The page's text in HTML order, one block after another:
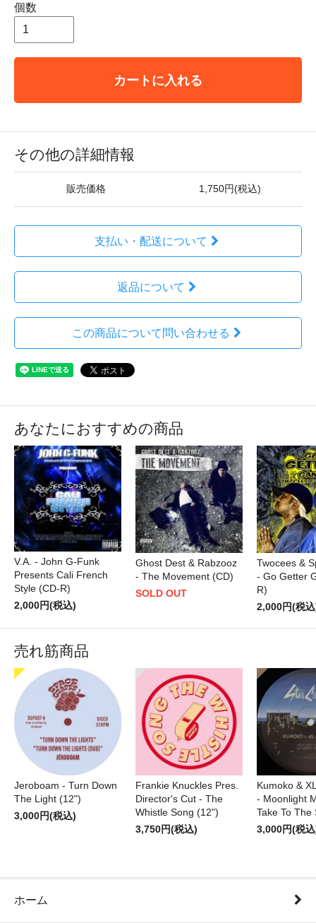
個数
カートに入れる
その他の詳細情報
販売価格 1,750円(税込)
支払い・配送について
返品について
この商品について問い合わせる
あなたにおすすめの商品
V.A. - John G-Funk
Presents Cali French
Style (CD-R)
2,000円(税込)
Ghost Dest & Rabzooz
- The Movement (CD)
SOLD OUT
Twocees &
- Go Getter
R)
2,000円(税
売れ筋商品
Jeroboam - Turn Down
The Light (12")
3,000円(税込)
Frankie Knuckles Pres.
Director's Cut - The
Whistle Song (12")
3,750円(税込)
Kumoko &
- Moonlight
Take To The
3,000円(税
ホーム